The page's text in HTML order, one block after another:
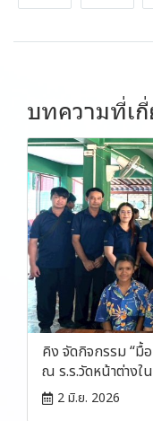
บทความที่เกี่
คิง จัดกิจกรรม “มื้
ณ ร.ร.วัดหน้าต่าง
2 มิ.ย. 2026